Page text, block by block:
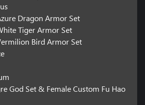
Dragon Armor Set
Tiger Armor Set
Bird Armor Set
God Set & Female Custom Fu Hao